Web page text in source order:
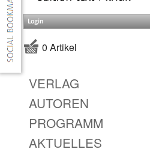
Login
0 Artikel
VERLAG
AUTOREN
PROGRAMM
AKTUELLES